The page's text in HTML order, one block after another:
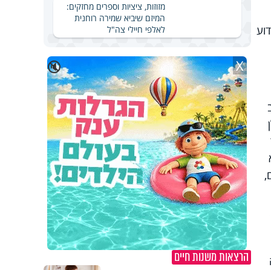
מזוזות, ציציות וספרים מחזקים:
המיזם שיביא שמירה רוחנית
לאלפי חיילי צה"ל
🔇 X
הרצאות משנות חיים